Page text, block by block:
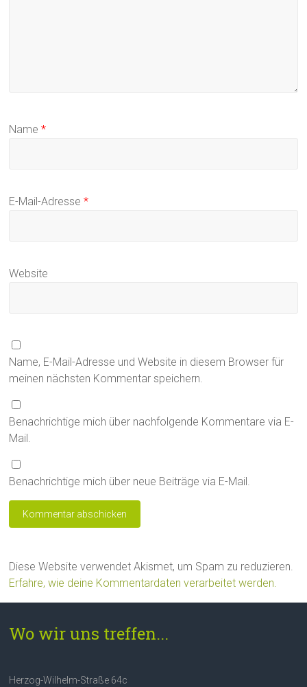
Name*
E-Mail-Adresse*
Website
Name, E-Mail-Adresse und Website in diesem Browser für
meinen nächsten Kommentar speichern.
Benachrichtige mich über nachfolgende Kommentare via E-
Mail.
Benachrichtige mich über neue Beiträge via E-Mail.
Diese Website verwendet Akismet, um Spam zu reduzieren.
Erfahre, wie deine Kommentardaten verarbeitet werden.
Wo wir uns treffen...
Herzog-Wilhelm-Straße 64c